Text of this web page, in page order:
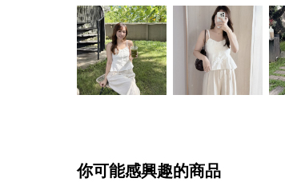
你可能感興趣的商品